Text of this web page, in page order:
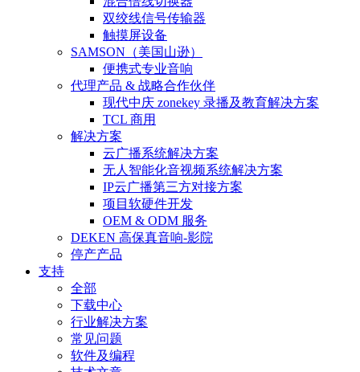
双绞线信号传输器
触摸屏设备
SAMSON（美国山逊）
便携式专业音响
代理产品 & 战略合作伙伴
现代中庆 zonekey 录播及教育解决方案
TCL 商用
解决方案
云广播系统解决方案
无人智能化音视频系统解决方案
IP云广播第三方对接方案
项目软硬件开发
OEM & ODM 服务
DEKEN 高保真音响-影院
停产产品
支持
全部
下载中心
行业解决方案
常见问题
软件及编程